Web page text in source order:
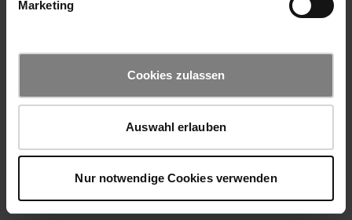
Marketing
Cookies zulassen
Auswahl erlauben
Nur notwendige Cookies verwenden